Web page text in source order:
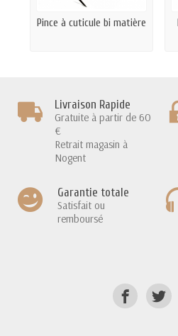
Pince à cuticule bi matière
Livraison Rapide
Gratuite à partir de 60
€
Retrait magasin à
Nogent
Garantie totale
Satisfait ou
remboursé